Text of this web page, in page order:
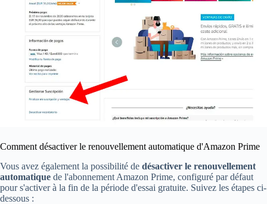
Comment désactiver le renouvellement automatique d'Amazon Prime
Vous avez également la possibilité de désactiver le renouvellement
automatique de l'abonnement Amazon Prime, configuré par défaut
pour s'activer à la fin de la période d'essai gratuite. Suivez les étapes ci-
dessous :